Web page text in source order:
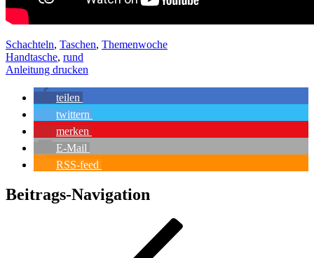
Schachteln, Taschen, Themenwoche
Handtasche, rund
Anleitung drucken
teilen
twittern
merken
E-Mail
RSS-feed
Beitrags-Navigation